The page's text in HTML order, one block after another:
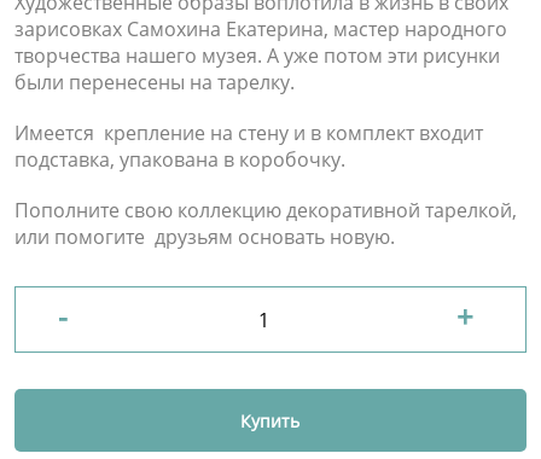
зарисовках Самохина Екатерина, мастер народного
творчества нашего музея. А уже потом эти рисунки
были перенесены на тарелку.
Имеется крепление на стену и в комплект входит
подставка, упакована в коробочку.
Пополните свою коллекцию декоративной тарелкой,
или помогите друзьям основать новую.
- +
Купить